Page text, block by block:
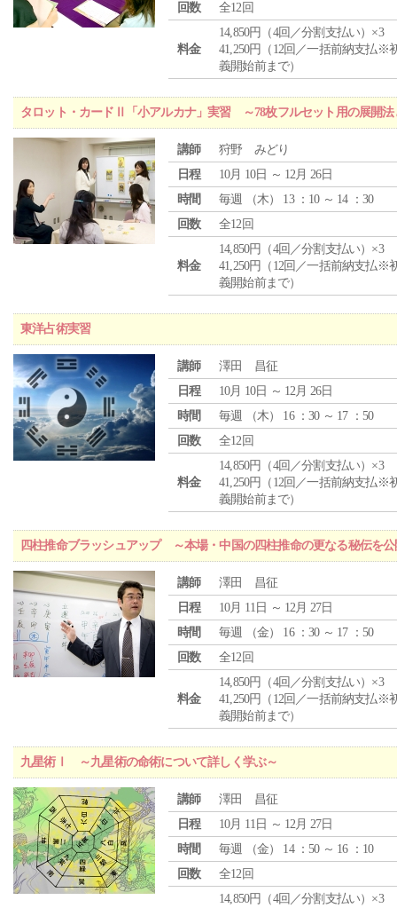
回数
全12回
料金
14,850円（4回／分割支払い）×3
41,250円（12回／一括前納支払※
義開始前まで）
タロット・カードⅡ「小アルカナ」実習 ～78枚フルセット用の展開法
講師
狩野 みどり
日程
10月 10日 ～ 12月 26日
時間
毎週 （木） 13 ：10 ～ 14 ：30
回数
全12回
料金
14,850円（4回／分割支払い）×3
41,250円（12回／一括前納支払※
義開始前まで）
東洋占術実習
講師
澤田 昌征
日程
10月 10日 ～ 12月 26日
時間
毎週 （木） 16 ：30 ～ 17 ：50
回数
全12回
料金
14,850円（4回／分割支払い）×3
41,250円（12回／一括前納支払※
義開始前まで）
四柱推命ブラッシュアップ ～本場・中国の四柱推命の更なる秘伝を
講師
澤田 昌征
日程
10月 11日 ～ 12月 27日
時間
毎週 （金） 16 ：30 ～ 17 ：50
回数
全12回
料金
14,850円（4回／分割支払い）×3
41,250円（12回／一括前納支払※
義開始前まで）
九星術Ⅰ ～九星術の命術について詳しく学ぶ～
講師
澤田 昌征
日程
10月 11日 ～ 12月 27日
時間
毎週 （金） 14 ：50 ～ 16 ：10
回数
全12回
14,850円（4回／分割支払い）×3